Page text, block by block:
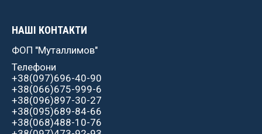
НАШІ КОНТАКТИ
ФОП "Муталлимов"
Телефони
+38(097)696-40-90
+38(066)675-999-6
+38(096)897-30-27
+38(095)689-84-66
+38(068)488-10-76